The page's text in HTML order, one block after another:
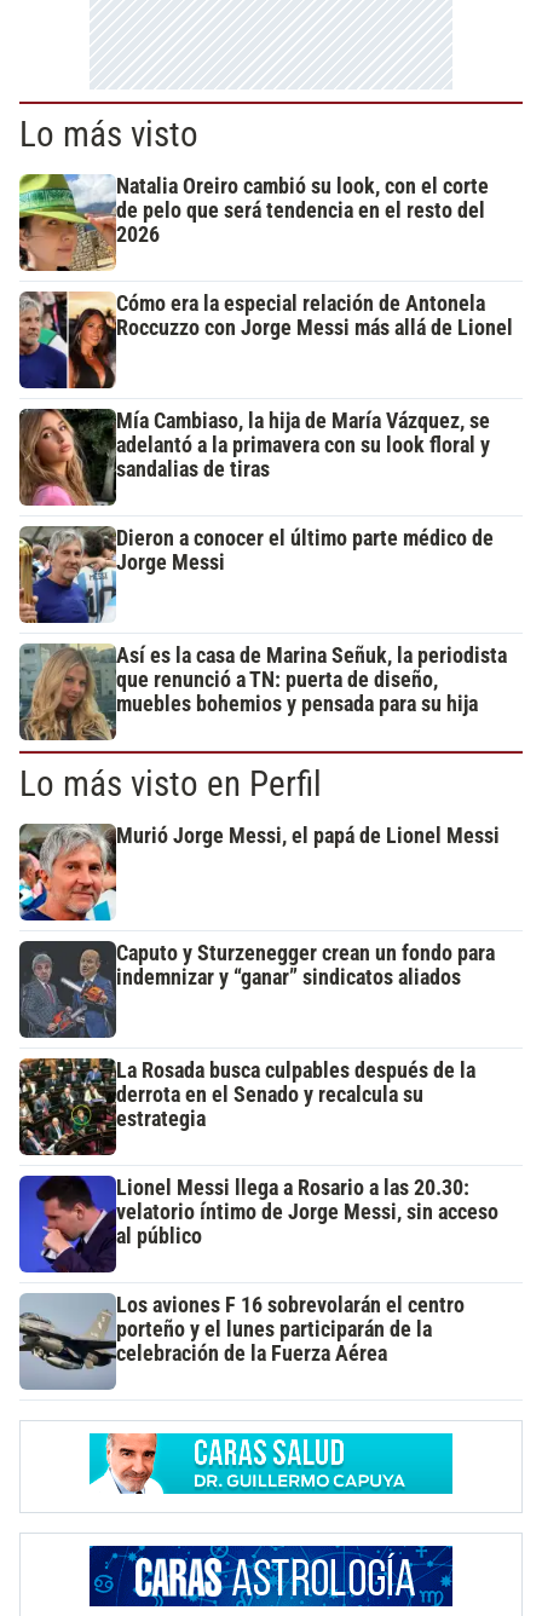
Lo más visto
Natalia Oreiro cambió su look, con el corte
de pelo que será tendencia en el resto del
2026
Cómo era la especial relación de Antonela
Roccuzzo con Jorge Messi más allá de Lionel
Mía Cambiaso, la hija de María Vázquez, se
adelantó a la primavera con su look floral y
sandalias de tiras
Dieron a conocer el último parte médico de
Jorge Messi
Así es la casa de Marina Señuk, la periodista
que renunció a TN: puerta de diseño,
muebles bohemios y pensada para su hija
Lo más visto en Perfil
Murió Jorge Messi, el papá de Lionel Messi
Caputo y Sturzenegger crean un fondo para
indemnizar y “ganar” sindicatos aliados
La Rosada busca culpables después de la
derrota en el Senado y recalcula su
estrategia
Lionel Messi llega a Rosario a las 20.30:
velatorio íntimo de Jorge Messi, sin acceso
al público
Los aviones F 16 sobrevolarán el centro
porteño y el lunes participarán de la
celebración de la Fuerza Aérea